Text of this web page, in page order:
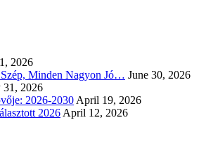
2026
Minden Nagyon Jó… June 30, 2026
31, 2026
2026-2030 April 19, 2026
2026 April 12, 2026